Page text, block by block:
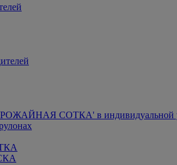
СОТКА' в индивидуальной